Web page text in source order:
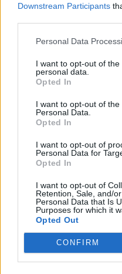
Downstream Participants
Personal Data
I want to opt-out of
personal data.
Opted In
I want to opt-out of the
Personal Data.
Opted In
I want to opt-out of
Personal Data for
Opted In
I want to opt-out of
Retention, Sale, and/
Personal Data that Is
Purposes for which it
Opted Out
CONFIRM
Χρηματοδότηση 8 εκατ. ευρώ
σε 843 μέσα ενημέρωσης-
πρόγραμμα ενίσχυσης του
Η Chery επενδύει 75 εκατ.
Το FIAT 500 Hybrid τώρα από
18.990 ευρώ
18η συνεχόμενη χρονιά για
FTSE4Good